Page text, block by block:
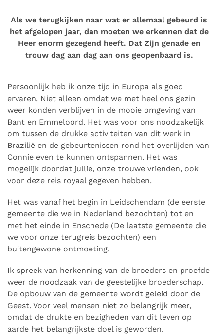
Als we terugkijken naar wat er allemaal gebeurd is
het afgelopen jaar, dan moeten we erkennen dat de
Heer enorm gezegend heeft. Dat Zijn genade en
trouw dag aan dag aan ons geopenbaard is.
Persoonlijk heb ik onze tijd in Europa als goed
ervaren. Niet alleen omdat we met heel ons gezin
weer konden verblijven in de mooie omgeving van
Bant en Emmeloord. Het was voor ons noodzakelijk
om tussen de drukke activiteiten van dit werk in
Brazilië en de gebeurtenissen rond het overlijden van
Connie even te kunnen ontspannen. Het was
mogelijk doordat jullie, onze trouwe vrienden, ook
voor deze reis royaal gegeven hebben.
Het was vanaf het begin in Leidschendam (de eerste
gemeente die we in Nederland bezochten) tot en
met het einde in Enschede (De laatste gemeente die
we voor onze terugreis bezochten) een
buitengewone ontmoeting.
Ik spreek van herkenning van de broeders en proefde
weer de noodzaak van de geestelijke broederschap.
De opbouw van de gemeente wordt geleid door de
Geest. Voor veel mensen niet zo belangrijk meer,
omdat de drukte en bezigheden van dit leven op
aarde het belangrijkste doel is geworden.